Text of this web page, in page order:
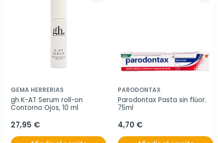
GEMA HERRERIAS
gh K-AT Serum roll-on
Contorno Ojos, 10 ml
27,95 €
PARODONTAX
Parodontax Pasta sin flúor.
75ml
4,70 €